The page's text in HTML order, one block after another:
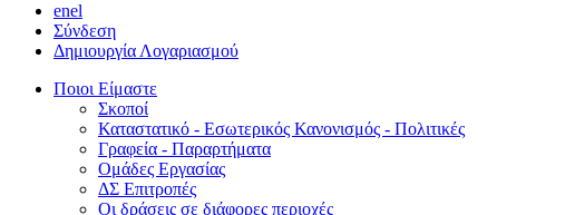
enel
Σύνδεση
Δημιουργία Λογαριασμού
Ποιοι Είμαστε
Σκοποί
Καταστατικό - Εσωτερικός Κανονισμός - Πολιτικές
Γραφεία - Παραρτήματα
Ομάδες Εργασίας
ΔΣ Επιτροπές
Οι δράσεις σε διάφορες περιοχές